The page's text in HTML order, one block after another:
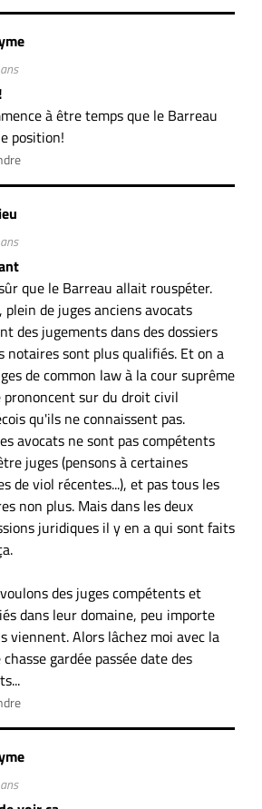
à être temps que le Barreau
position!
que le Barreau allait rouspéter.
plein de juges anciens avocats
des jugements dans des dossiers
notaires sont plus qualifiés. Et on a
de common law à la cour suprême
prononcent sur du droit civil
qu'ils ne connaissent pas.
avocats ne sont pas compétents
juges (pensons à certaines
de viol récentes...), et pas tous les
non plus. Mais dans les deux
juridiques il y en a qui sont faits
des juges compétents et
dans leur domaine, peu importe
viennent. Alors lâchez moi avec la
gardée passée date des